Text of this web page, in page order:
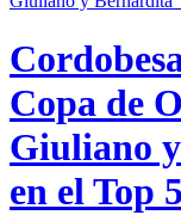
Copa de
Giuliano
en el Top 5